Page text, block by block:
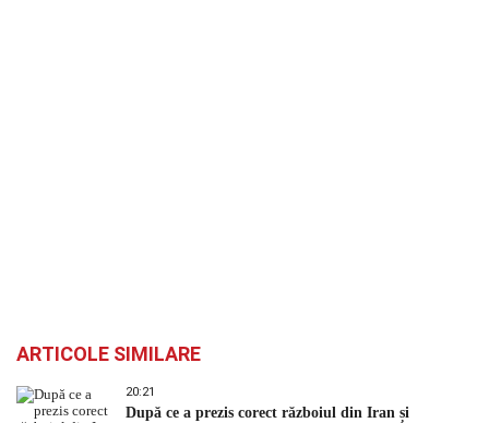
ARTICOLE SIMILARE
20:21
După ce a prezis corect războiul din Iran și